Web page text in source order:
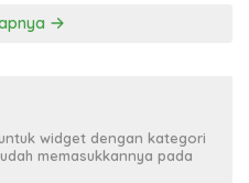
widget dengan kategori
memasukkannya pada